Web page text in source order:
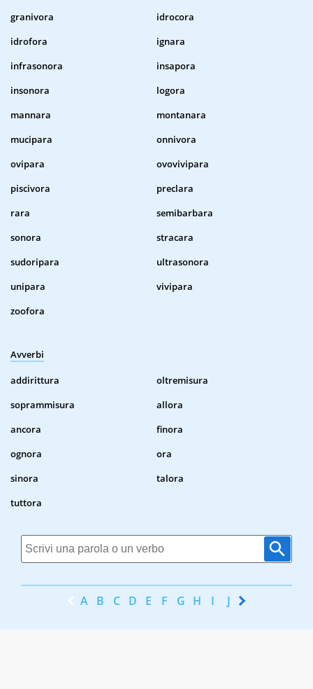
granivora
idrocora
idrofora
ignara
infrasonora
insapora
insonora
logora
mannara
montanara
mucipara
onnivora
ovipara
ovovivipara
piscivora
preclara
rara
semibarbara
sonora
stracara
sudoripara
ultrasonora
unipara
vivipara
zoofora
Avverbi
addirittura
oltremisura
soprammisura
allora
ancora
finora
ognora
ora
sinora
talora
tuttora
A B C D E F G H I J K